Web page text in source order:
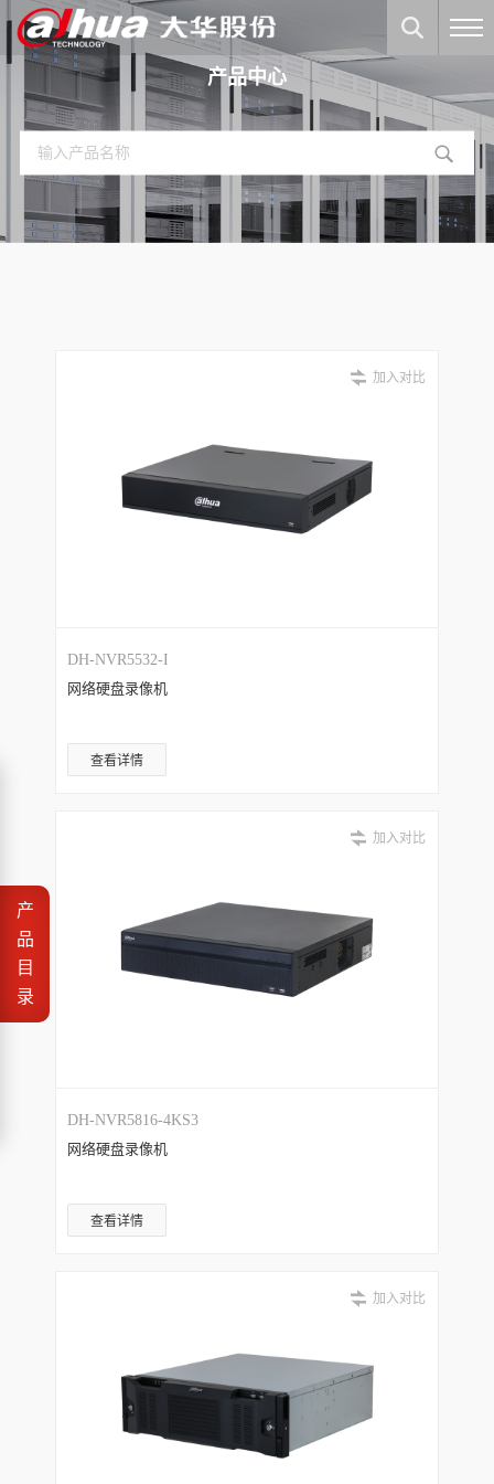
产品中心
产
品
目
录
加入对比
DH-NVR5532-I
网络硬盘录像机
查看详情
加入对比
DH-NVR5816-4KS3
网络硬盘录像机
查看详情
加入对比